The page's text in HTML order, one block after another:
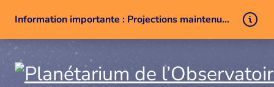
Information importante : Projections maintenues malgré un problème technique
Aller au contenu